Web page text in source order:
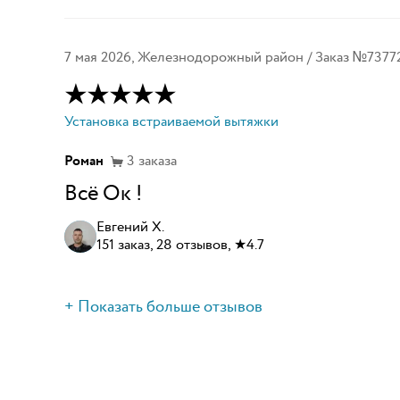
7 мая 2026,Железнодорожный район / Заказ №
Установка встраиваемой вытяжки
Роман
3 заказа
Всё Ок !
Евгений Х.
151 заказ, 28 отзывов, ★4.7
+ Показать больше отзывов